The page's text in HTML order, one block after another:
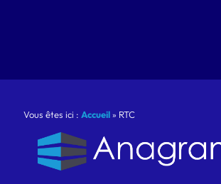
Vous êtes ici : Accueil» RTC